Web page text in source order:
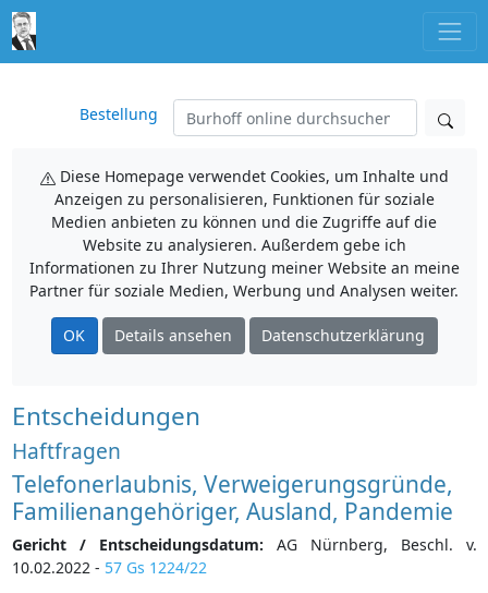
Bestellung
Diese Homepage verwendet Cookies, um Inhalte und
Anzeigen zu personalisieren, Funktionen für soziale
Medien anbieten zu können und die Zugriffe auf die
Website zu analysieren. Außerdem gebe ich
Informationen zu Ihrer Nutzung meiner Website an meine
Partner für soziale Medien, Werbung und Analysen weiter.
OK Details ansehen Datenschutzerklärung
Entscheidungen
Haftfragen
Telefonerlaubnis, Verweigerungsgründe,
Familienangehöriger, Ausland, Pandemie
Gericht / Entscheidungsdatum: AG Nürnberg, Beschl. v.
10.02.2022 - 57 Gs 1224/22